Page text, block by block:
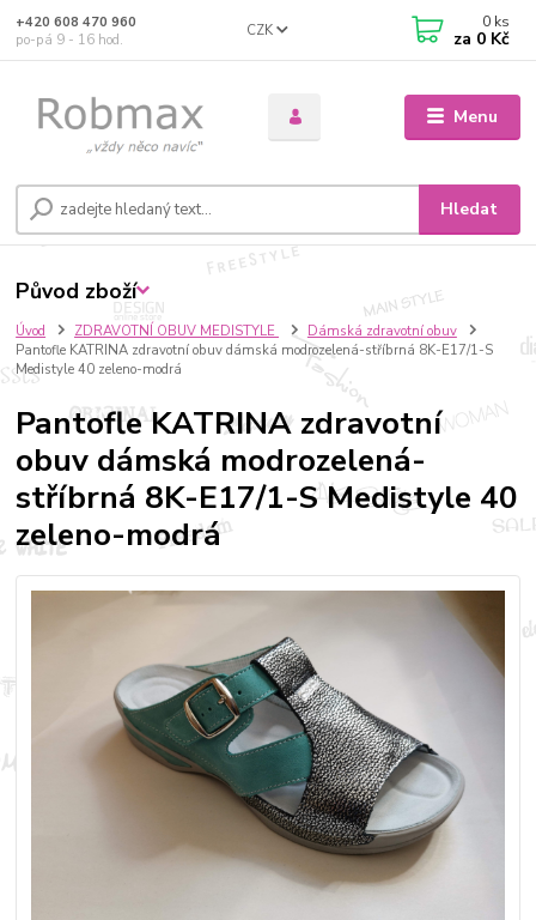
Menu
CZK
Hledat
+420 608 470 960
po-pá 9 - 16 hod.
0 ks
za 0 Kč
Úvod ZDRAVOTNÍ OBUV MEDISTYLE
Dámská zdravotní obuv
Pantofle KATRINA zdravotní obuv dámská modrozelená-stříbrná 8K-E17/1-S
Medistyle 40 zeleno-modrá
Pantofle KATRINA zdravotní
obuv dámská modrozelená-
stříbrná 8K-E17/1-S Medistyle 40
zeleno-modrá
Původ zboží